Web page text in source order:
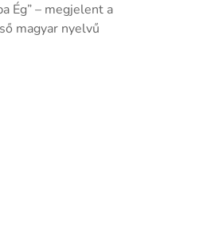
Ég” – megjelent a
magyar nyelvű